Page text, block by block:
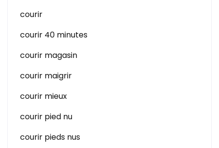
courir
courir 40 minutes
courir magasin
courir maigrir
courir mieux
courir pied nu
courir pieds nus